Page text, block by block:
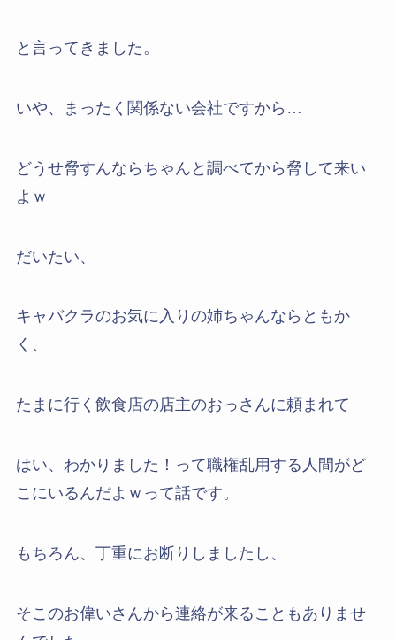
と言ってきました。
いや、まったく関係ない会社ですから…
どうせ脅すんならちゃんと調べてから脅して来い
よｗ
だいたい、
キャバクラのお気に入りの姉ちゃんならともか
く、
たまに行く飲食店の店主のおっさんに頼まれて
はい、わかりました！って職権乱用する人間がど
こにいるんだよｗって話です。
もちろん、丁重にお断りしましたし、
そこのお偉いさんから連絡が来ることもありませ